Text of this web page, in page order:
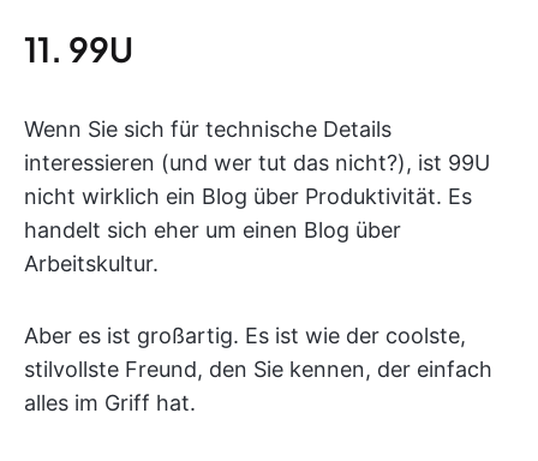
11. 99U
Wenn Sie sich für technische Details
interessieren (und wer tut das nicht?), ist 99U
nicht wirklich ein Blog über Produktivität. Es
handelt sich eher um einen Blog über
Arbeitskultur.
Aber es ist großartig. Es ist wie der coolste,
stilvollste Freund, den Sie kennen, der einfach
alles im Griff hat.